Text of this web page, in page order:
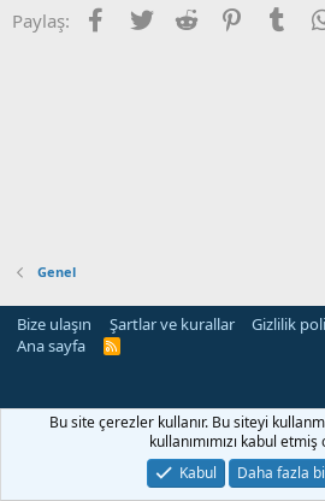
Paylaş: Facebook
Twitter Reddit Pinterest
Genel
Bize ulaşın Şartlar ve kurallar Gizlilik
Ana sayfa
R
Bu site çerezler kullanır. Bu siteyi
kullanımımızı kabul
Kabul
Daha fazla